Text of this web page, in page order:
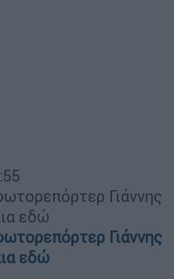
Γιάννης
εδώ
Γιάννης
εδώ